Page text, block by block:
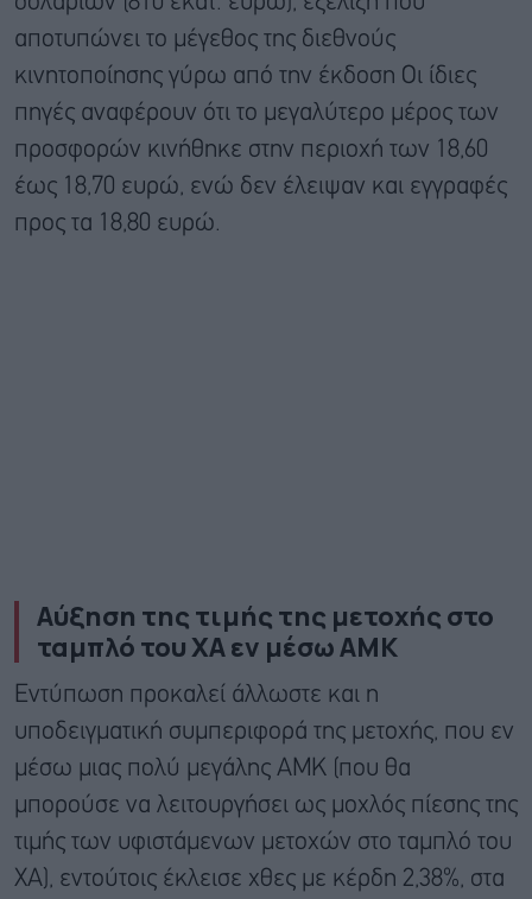
αποτυπώνει το μέγεθος της διεθνούς
κινητοποίησης γύρω από την έκδοση Οι ίδιες
πηγές αναφέρουν ότι το μεγαλύτερο μέρος των
προσφορών κινήθηκε στην περιοχή των 18,60
έως 18,70 ευρώ, ενώ δεν έλειψαν και εγγραφές
προς τα 18,80 ευρώ.
Αύξηση της τιμής της μετοχής στο
ταμπλό του XΑ εν μέσω ΑΜΚ
Εντύπωση προκαλεί άλλωστε και η
υποδειγματική συμπεριφορά της μετοχής, που εν
μέσω μιας πολύ μεγάλης ΑΜΚ (που θα
μπορούσε να λειτουργήσει ως μοχλός πίεσης της
τιμής των υφιστάμενων μετοχών στο ταμπλό του
ΧΑ), εντούτοις έκλεισε χθες με κέρδη 2,38%, στα